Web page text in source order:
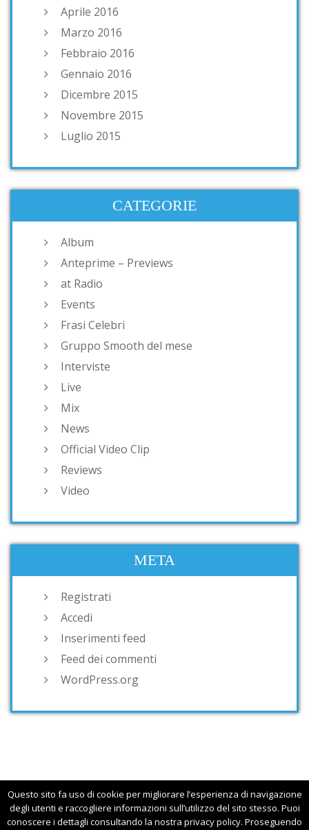
Aprile 2016
Marzo 2016
Febbraio 2016
Gennaio 2016
Dicembre 2015
Novembre 2015
Luglio 2015
CATEGORIE
Album
Anteprime – Previews
at Radio
Events
Frasi Celebri
Gruppo Smooth del mese
Interviste
Live
Mix
News
Official Video Clip
Reviews
Video
META
Registrati
Accedi
Inserimenti feed
Feed dei commenti
WordPress.org
Copyright © 2015 smoothjazz.it. All Rights Reserved.
Questo sito fa uso di cookie per migliorare l’esperienza di navigazione
degli utenti e raccogliere informazioni sull’utilizzo del sito stesso. Puoi
conoscere i dettagli consultando la nostra privacy policy. Proseguendo